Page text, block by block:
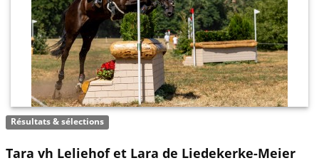
Résultats & sélections
Tara vh Leliehof et Lara de Liedekerke-Meier